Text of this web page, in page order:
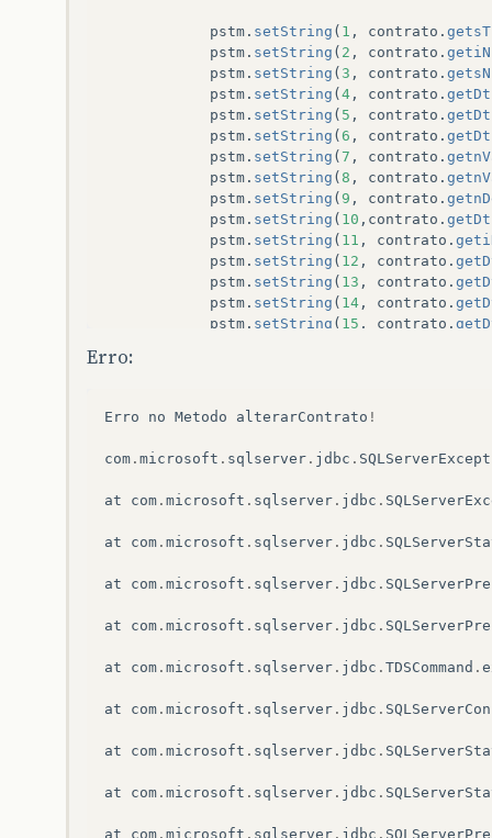
pstm . setString ( 1 , contrato .
pstm . setString ( 2 , contrato .
pstm . setString ( 3 , contrato .
pstm . setString ( 4 , contrato .
pstm . setString ( 5 , contrato .
pstm . setString ( 6 , contrato .
pstm . setString ( 7 , contrato .
pstm . setString ( 8 , contrato .
pstm . setString ( 9 , contrato .
pstm . setString ( 10 , contrato .
pstm . setString ( 11 , contrato .
pstm . setString ( 12 , contrato .
pstm . setString ( 13 , contrato .
pstm . setString ( 14 , contrato .
pstm . setString ( 15 , contrato .
resultado
catch ( SQLException
JOptionPane
showMessageDialog
System
out println
printStackTrace
}
resultado
Erro:
Erro no Metodo alterarContrato !
com . microsoft . sqlserver . jdbc .
at com . microsoft . sqlserver . jdbc .
at com . microsoft . sqlserver . jdbc .
at com . microsoft . sqlserver . jdbc .
at com . microsoft . sqlserver . jdbc .
at com . microsoft . sqlserver . jdbc . TDSCommand .
at com . microsoft . sqlserver . jdbc .
at com . microsoft . sqlserver . jdbc .
at com . microsoft . sqlserver . jdbc .
at com . microsoft . sqlserver . jdbc .